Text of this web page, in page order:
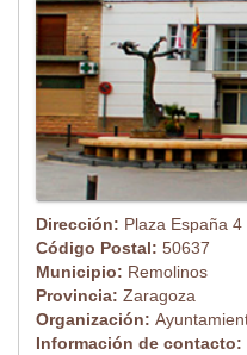
Dirección: Plaza España 4
Código Postal: 50637
Municipio: Remolinos
Provincia: Zaragoza
Organización:
Información de contacto: